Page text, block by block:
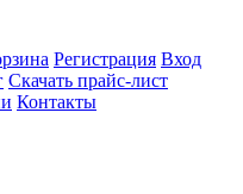
Регистрация Вход
Скачать прайс-лист
Контакты